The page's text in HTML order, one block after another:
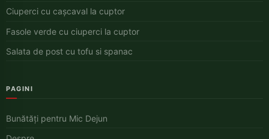
Ciuperci cu cașcaval la cuptor
Fasole verde cu ciuperci la cuptor
Salata de post cu tofu si spanac
PAGINI
Bunătăți pentru Mic Dejun